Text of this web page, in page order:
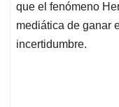
que el fenómeno
mediática de ganar
incertidumbre.